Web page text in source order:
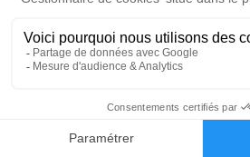
Faire-part
Cérémonie religieuse
Église Notre Dame de la
Montech